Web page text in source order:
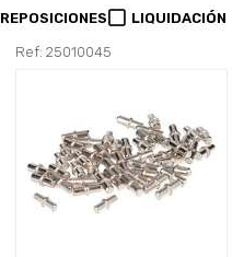
REPOSICIONES LIQUIDACIÓN
Ref: 25010045